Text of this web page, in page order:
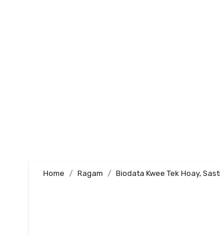
Home Ragam Biodata Kwee Tek Hoay,